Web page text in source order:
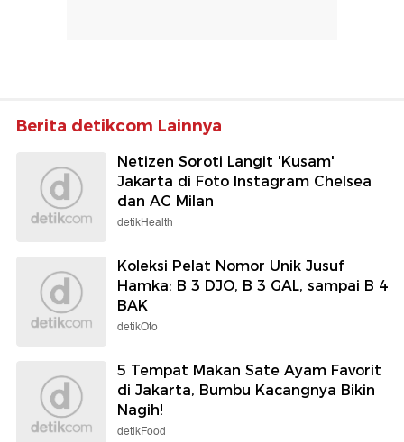
Berita detikcom Lainnya
Netizen Soroti Langit 'Kusam'
Jakarta di Foto Instagram Chelsea
dan AC Milan
detikHealth
Koleksi Pelat Nomor Unik Jusuf
Hamka: B 3 DJO, B 3 GAL, sampai B 4
BAK
detikOto
5 Tempat Makan Sate Ayam Favorit
di Jakarta, Bumbu Kacangnya Bikin
Nagih!
detikFood